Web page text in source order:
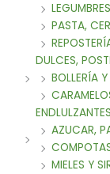
LEGUMBRES
PASTA,
DULCES,
BOLLERÍA
AZUCAR,
MIELES Y